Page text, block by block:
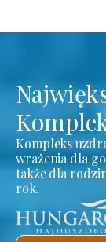
Kompleks
wrażenia dla
także dla
rok.